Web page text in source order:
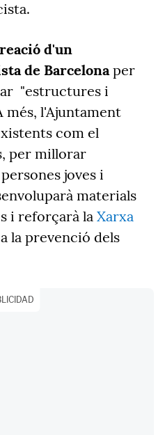
d'un
de Barcelonaper
"estructures i
més, l'Ajuntament
com el
per millorar
joves i
materials
i reforçarà la Xarxa
la prevenció dels